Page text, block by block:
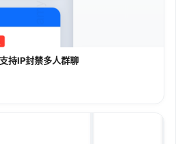
持IP封禁多人群聊